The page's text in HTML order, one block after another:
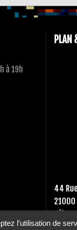
à 19h
PLAN
44
21000
Tél :
l'utilisation de